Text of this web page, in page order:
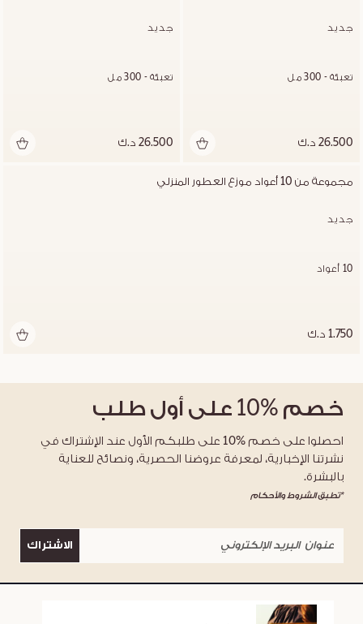
جديد
تعبئة - 300 مل
26.500 د.ك
جديد
تعبئة - 300 مل
26.500 د.ك
مجموعة من 10 أعواد موزع العطور المنزلي
جديد
10 أعواد
1.750 د.ك
خصم %10 على أول طلب
احصلوا على خصم %10 على طلبكم الأول عند الإشتراك في
نشرتنا الإخبارية، لمعرفة عروضنا الحصرية، ونصائح للعناية
بالبشرة.
*تطبق الشروط والأحكام
الاشتراك